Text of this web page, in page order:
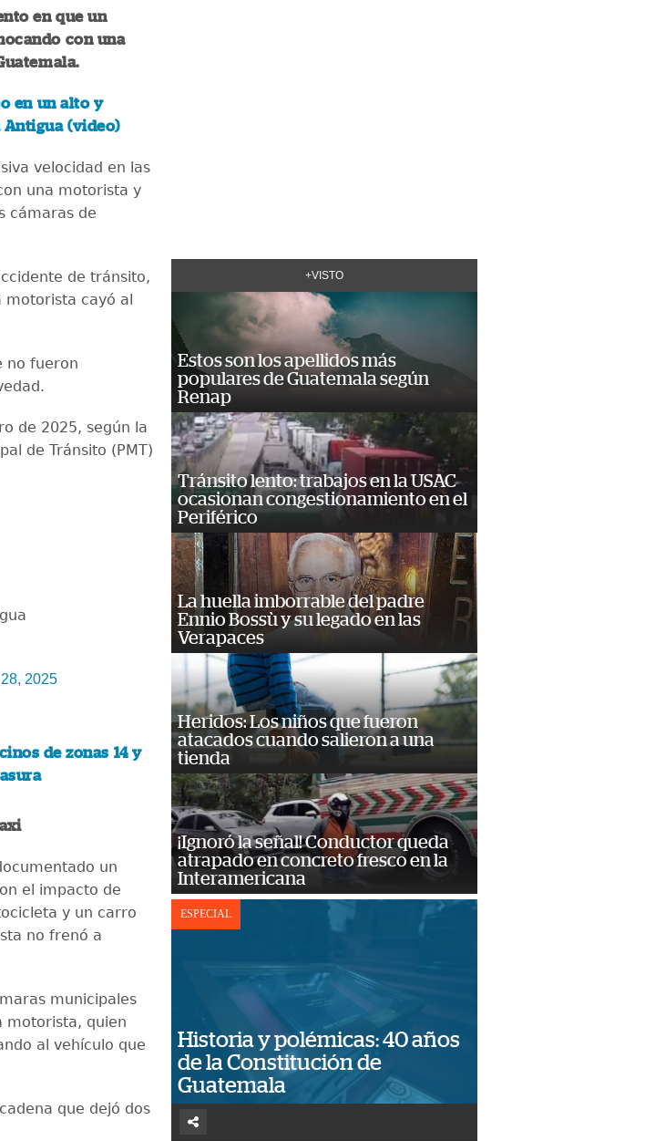
en que un
con una
en un alto y
Antigua (video)
velocidad en las
una motorista y
cámaras de
de tránsito,
motorista cayó al
no fueron
de 2025, según la
de Tránsito (PMT)
2025
de zonas 14 y
un
el impacto de
y un carro
no frenó a
municipales
motorista, quien
al vehículo que
que dejó dos
+VISTO
Estos son los apellidos más
populares de Guatemala según
Renap
Tránsito lento: trabajos en la USAC
ocasionan congestionamiento en el
Periférico
La huella imborrable del padre
Ennio Bossù y su legado en las
Verapaces
Heridos: Los niños que fueron
atacados cuando salieron a una
tienda
¡Ignoró la señal! Conductor queda
atrapado en concreto fresco en la
Interamericana
ESPECIAL
Historia y polémicas: 40 años
de la Constitución de
Guatemala